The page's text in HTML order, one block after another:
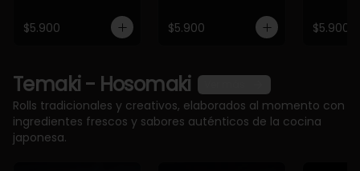
$5.900 $5.900 $5.900
Temaki - Hosomaki
Rolls tradicionales y creativos, elaborados al momento con
ingredientes frescos y sabores auténticos de la cocina
japonesa.